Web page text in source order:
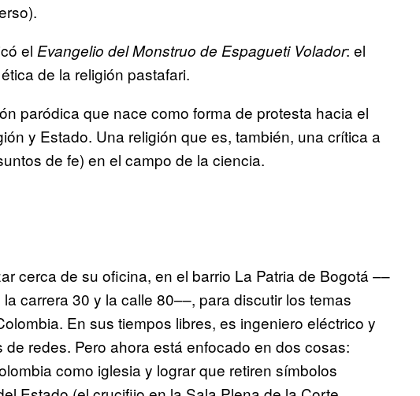
el Evangelio del Monstruo de Espagueti Volador: el
de la religión pastafari.
paródica que nace como forma de protesta hacia el
y Estado. Una religión que es, también, una crítica a
de fe) en el campo de la ciencia.
cerca de su oficina, en el barrio La Patria de Bogotá ––
carrera 30 y la calle 80––, para discutir los temas
En sus tiempos libres, es ingeniero eléctrico y
redes. Pero ahora está enfocado en dos cosas:
como iglesia y lograr que retiren símbolos